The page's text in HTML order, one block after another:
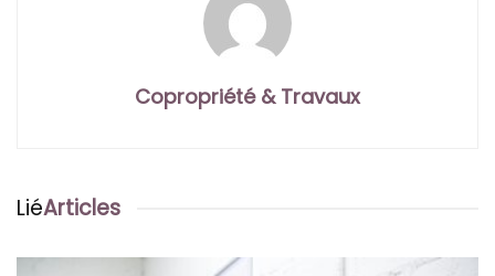
Copropriété & Travaux
LiéArticles